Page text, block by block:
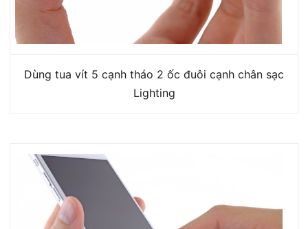
Dùng tua vít 5 cạnh tháo 2 ốc đuôi cạnh chân sạc
Lighting